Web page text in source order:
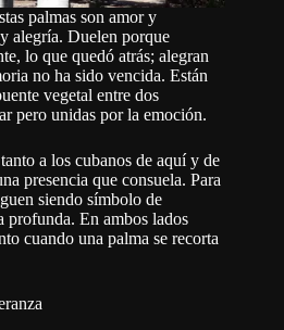
palmas son amor y
alegría. Duelen porque
lo que quedó atrás; alegran
no ha sido vencida. Están
vegetal entre dos
pero unidas por la emoción.
a los cubanos de aquí y de
presencia que consuela. Para
siendo símbolo de
profunda. En ambos lados
cuando una palma se recorta